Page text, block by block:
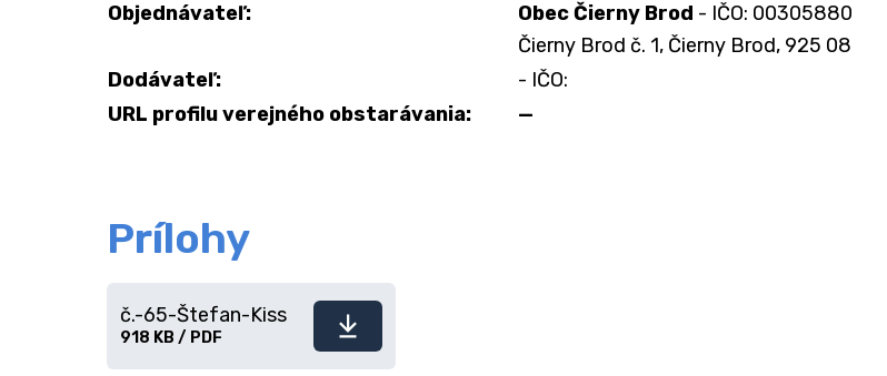
Objednávateľ:
Obec Čierny Brod - IČO: 00305880
Čierny Brod č. 1, Čierny Brod, 925 08
Dodávateľ:
- IČO:
URL profilu verejného obstarávania:
—
Prílohy
Stiahnuť
č.-65-Štefan-Kiss
918 KB / PDF